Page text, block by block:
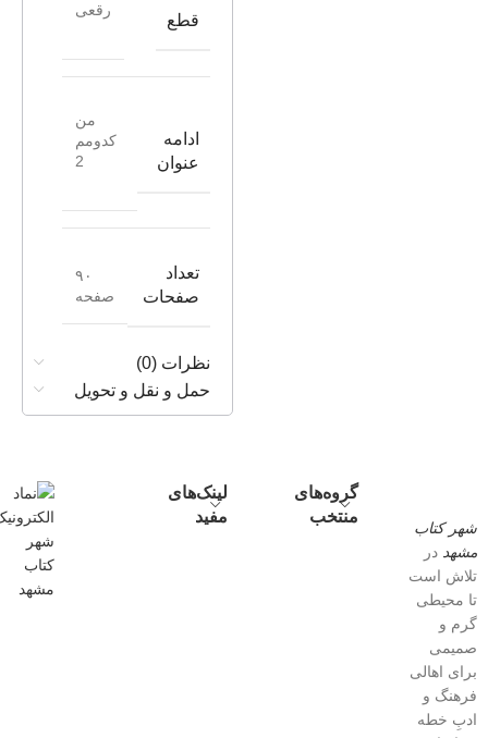
قطع
رقعی
ادامه
عنوان
من
کدومم
2
تعداد
صفحات
۹۰
صفحه
نظرات (0)
حمل و نقل و تحویل
شهر کتاب
مشهد در
تلاش است
تا محیطی
گرم و
صمیمی
برای اهالی
فرهنگ و
ادبِ خطه
گروه‌های
منتخب
لینک‌های
مفید